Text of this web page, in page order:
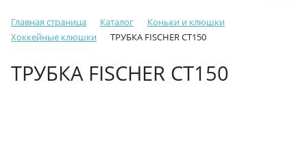
Главная страница Каталог
Коньки и клюшки
Хоккейные клюшки
ТРУБКА FISCHER CT150
ТРУБКА FISCHER CT150